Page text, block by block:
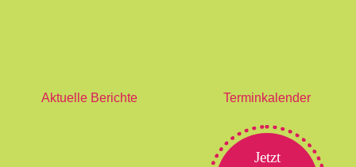
Aktuelle Berichte Terminkalender
Jetzt